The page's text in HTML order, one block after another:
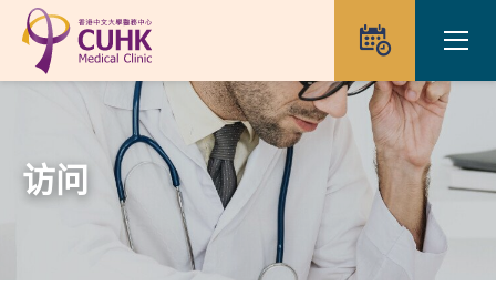
Skip to main content
预约
访问